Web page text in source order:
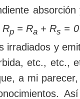
absorción
Rp = Ra + Rs = 0
irradiados y
etc., etc.,
a mi